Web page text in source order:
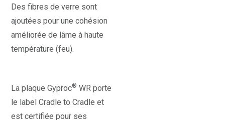
Des fibres de verre sont
ajoutées pour une cohésion
améliorée de lâme à haute
température (feu).
La plaque Gyproc® WR porte
le label Cradle to Cradle et
est certifiée pour ses